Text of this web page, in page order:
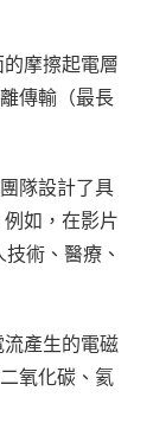
摩擦起電層
傳輸（最長
隊設計了具
如，在影片
術、醫療、
產生的電磁
氧化碳、氦